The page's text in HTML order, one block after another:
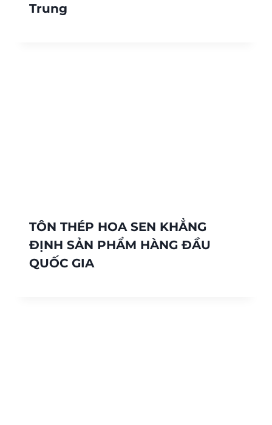
Trung
TÔN THÉP HOA SEN KHẲNG
ĐỊNH SẢN PHẨM HÀNG ĐẦU
QUỐC GIA